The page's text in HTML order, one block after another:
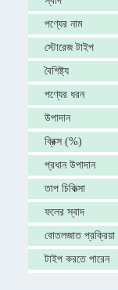
পণ্যের নাম
স্টোরেজ টাইপ
বৈশিষ্ট্য
পণ্যের ধরন
উপাদান
ব্রিক্স (%)
প্রধান উপাদান
তাপ চিকিত্সা
ফলের স্বাদ
বোতলজাত প্রক্রিয়া
টাইপ করতে পারেন